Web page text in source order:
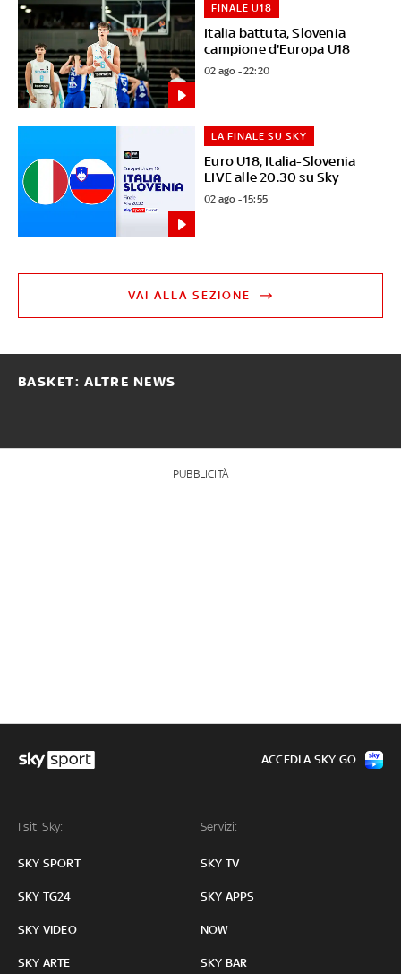
Italia battuta, Slovenia
campione d'Europa U18
FINALE U18
02 ago - 22:20
Euro U18, Italia-Slovenia
LIVE alle 20.30 su Sky
LA FINALE SU SKY
02 ago - 15:55
VAI ALLA SEZIONE
BASKET: ALTRE NEWS
PUBBLICITÀ
I siti Sky:
SKY SPORT
SKY TG24
SKY VIDEO
SKY ARTE
Servizi:
SKY TV
SKY APPS
NOW
SKY BAR
ACCEDI A SKY GO